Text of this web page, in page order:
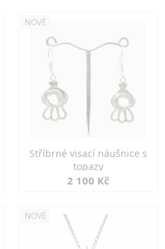
NOVÉ
Stříbrné visací náušnice s
topazy
2 100 Kč
NOVÉ